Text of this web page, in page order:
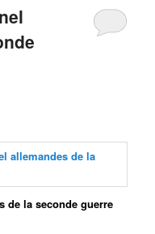
de la seconde guerre